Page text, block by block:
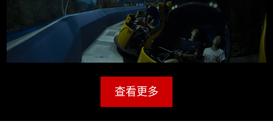
查看更多